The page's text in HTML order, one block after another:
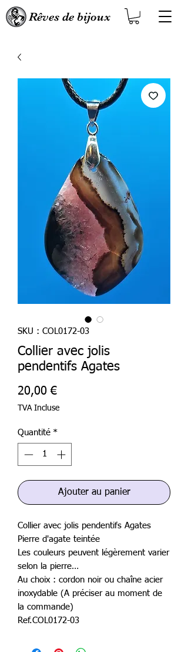
Rêves de bijoux
SKU : COL0172-03
Collier avec jolis
pendentifs Agates
20,00 €Prix
TVA Incluse
Quantité *
Ajouter au panier
Collier avec jolis pendentifs Agates
Pierre d'agate teintée
Les couleurs peuvent légèrement varier
selon la pierre…
Au choix : cordon noir ou chaîne acier
inoxydable (A préciser au moment de
la commande)
Ref.COL0172-03